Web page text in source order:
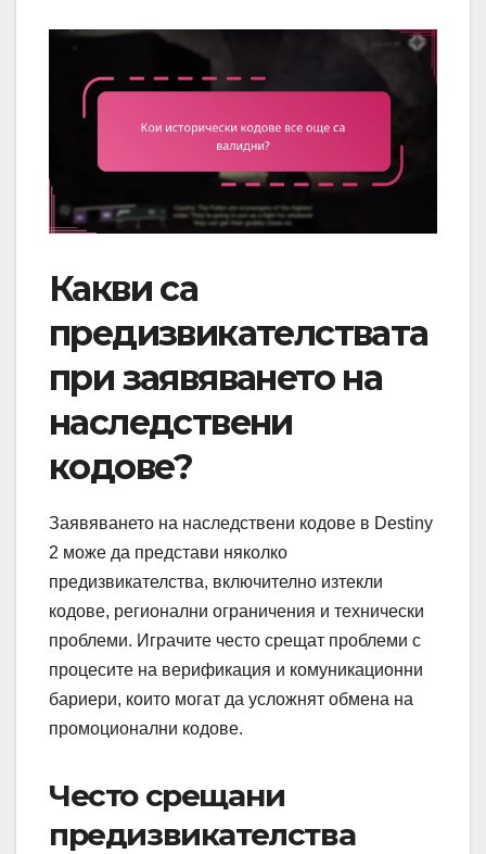
Какви са
предизвикателствата
при заявяването на
наследствени
кодове?
Заявяването на наследствени кодове в Destiny
2 може да представи няколко
предизвикателства, включително изтекли
кодове, регионални ограничения и технически
проблеми. Играчите често срещат проблеми с
процесите на верификация и комуникационни
бариери, които могат да усложнят обмена на
промоционални кодове.
Често срещани
предизвикателства